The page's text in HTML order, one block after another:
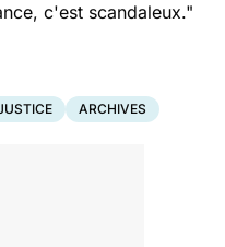
c'est scandaleux."
ARCHIVES